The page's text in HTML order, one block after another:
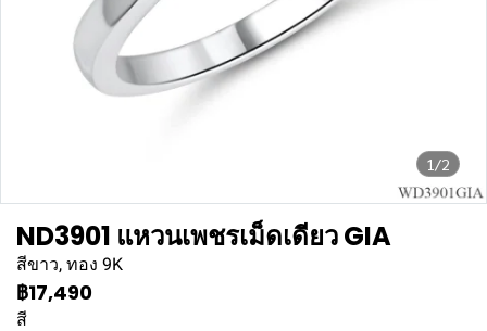
1/2
ND3901 แหวนเพชรเม็ดเดียว GIA
สีขาว, ทอง 9K
฿17,490
สี